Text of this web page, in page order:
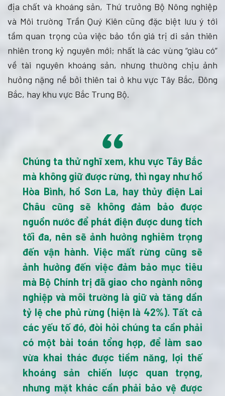
địa chất và khoáng sản, Thứ trưởng Bộ Nông nghiệp
và Môi trường Trần Quý Kiên cũng đặc biệt lưu ý tới
tầm quan trọng của việc bảo tồn giá trị di sản thiên
nhiên trong kỷ nguyên mới; nhất là các vùng “giàu có”
về tài nguyên khoáng sản, nhưng thường chịu ảnh
hưởng nặng nề bởi thiên tai ở khu vực Tây Bắc, Đông
Bắc, hay khu vực Bắc Trung Bộ.
“
Chúng ta thử nghĩ xem, khu vực Tây Bắc
mà không giữ được rừng, thì ngay như hồ
Hòa Bình, hồ Sơn La, hay thủy điện Lai
Châu cũng sẽ không đảm bảo được
nguồn nước để phát điện được dung tích
tối đa, nên sẽ ảnh hưởng nghiêm trọng
đến vận hành. Việc mất rừng cũng sẽ
ảnh hưởng đến việc đảm bảo mục tiêu
mà Bộ Chính trị đã giao cho ngành nông
nghiệp và môi trường là giữ và tăng dần
tỷ lệ che phủ rừng (hiện là 42%). Tất cả
các yếu tố đó, đòi hỏi chúng ta cần phải
có một bài toán tổng hợp, để làm sao
vừa khai thác được tiềm năng, lợi thế
khoáng sản chiến lược quan trọng,
nhưng mặt khác cần phải bảo vệ được